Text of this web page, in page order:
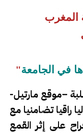
المغرب
في الجامعة"
–موقع مارتيل-
راقيا تضامنيا مع
على إثر القمع